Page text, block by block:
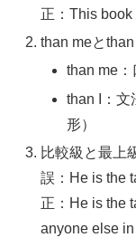
正：This book
than meとthan I
than me
than I：文
形）
比較級と最上
誤：He is the
正：He is the
anyone else